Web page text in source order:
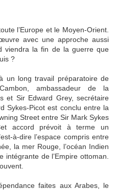
l’Europe et le Moyen-Orient.
avec une approche aussi
viendra la fin de la guerre que
?
un long travail préparatoire de
ambassadeur de la
et Sir Edward Grey, secrétaire
Sykes-Picot est conclu entre la
Street entre Sir Mark Sykes
accord prévoit à terme un
à-dire l’espace compris entre
la mer Rouge, l’océan Indien
de l’Empire ottoman.
faites aux Arabes, le